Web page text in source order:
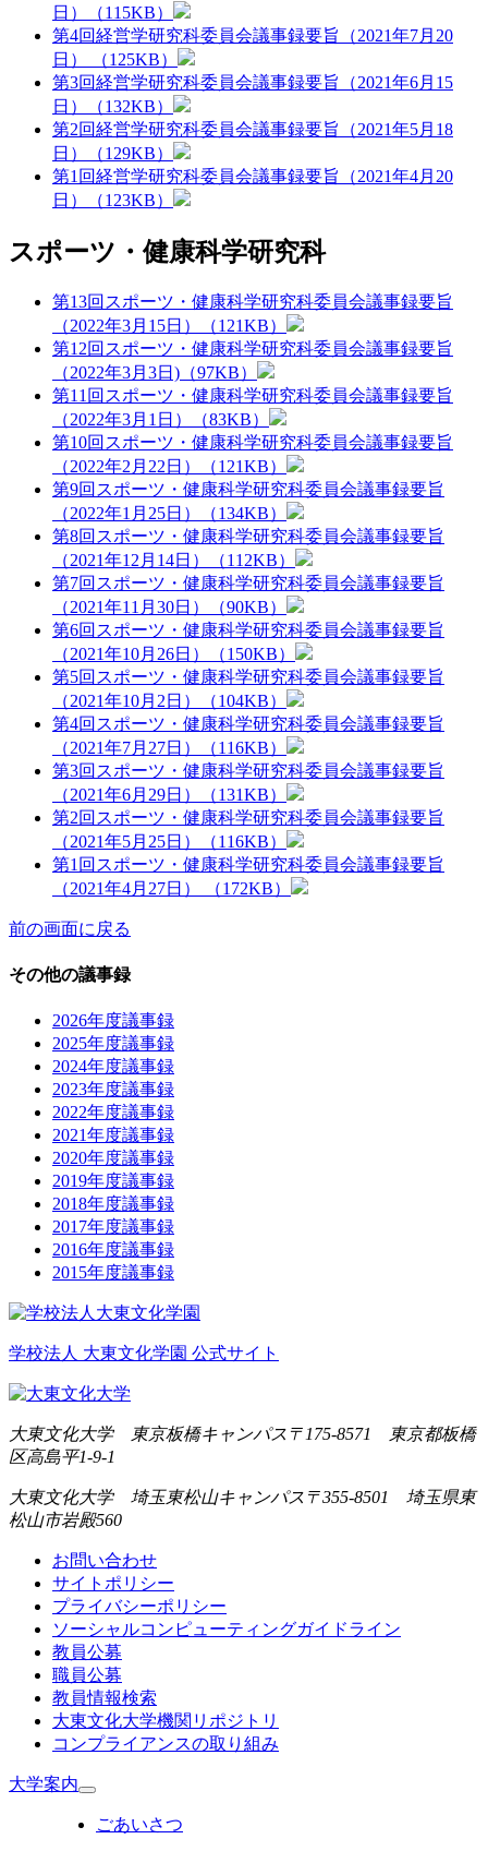
日）（115KB）
第4回経営学研究科委員会議事録要旨（2021年7月20
日） （125KB）
第3回経営学研究科委員会議事録要旨（2021年6月15
日）（132KB）
第2回経営学研究科委員会議事録要旨（2021年5月18
日）（129KB）
第1回経営学研究科委員会議事録要旨（2021年4月20
日）（123KB）
スポーツ・健康科学研究科
第13回スポーツ・健康科学研究科委員会議事録要旨
（2022年3月15日）（121KB）
第12回スポーツ・健康科学研究科委員会議事録要旨
（2022年3月3日)（97KB）
第11回スポーツ・健康科学研究科委員会議事録要旨
（2022年3月1日）（83KB）
第10回スポーツ・健康科学研究科委員会議事録要旨
（2022年2月22日）（121KB）
第9回スポーツ・健康科学研究科委員会議事録要旨
（2022年1月25日）（134KB）
第8回スポーツ・健康科学研究科委員会議事録要旨
（2021年12月14日）（112KB）
第7回スポーツ・健康科学研究科委員会議事録要旨
（2021年11月30日）（90KB）
第6回スポーツ・健康科学研究科委員会議事録要旨
（2021年10月26日）（150KB）
第5回スポーツ・健康科学研究科委員会議事録要旨
（2021年10月2日）（104KB）
第4回スポーツ・健康科学研究科委員会議事録要旨
（2021年7月27日）（116KB）
第3回スポーツ・健康科学研究科委員会議事録要旨
（2021年6月29日）（131KB）
第2回スポーツ・健康科学研究科委員会議事録要旨
（2021年5月25日）（116KB）
第1回スポーツ・健康科学研究科委員会議事録要旨
（2021年4月27日） （172KB）
前の画面に戻る
その他の議事録
2026年度議事録
2025年度議事録
2024年度議事録
2023年度議事録
2022年度議事録
2021年度議事録
2020年度議事録
2019年度議事録
2018年度議事録
2017年度議事録
2016年度議事録
2015年度議事録
学校法人 大東文化学園 公式サイト
大東文化大学 東京板橋キャンパス 〒175-8571 東京都板橋
区高島平1-9-1
大東文化大学 埼玉東松山キャンパス 〒355-8501 埼玉県東
松山市岩殿560
お問い合わせ
サイトポリシー
プライバシーポリシー
ソーシャルコンピューティングガイドライン
教員公募
職員公募
教員情報検索
大東文化大学機関リポジトリ
コンプライアンスの取り組み
大学案内
ごあいさつ